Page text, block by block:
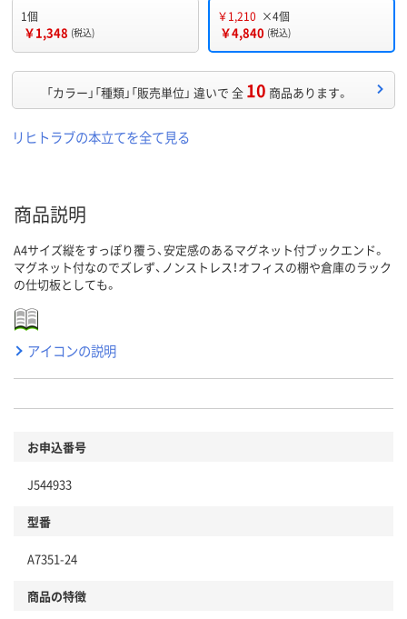
1個
￥1,348 (税込)
￥1,210 ×4個
￥4,840 (税込)
「カラー」「種類」「販売単位」 違いで 全 10 商品あります。
リヒトラブの本立てを全て見る
商品説明
A4サイズ縦をすっぽり覆う、安定感のあるマグネット付ブックエンド。
マグネット付なのでズレず、ノンストレス！オフィスの棚や倉庫のラック
の仕切板としても。
アイコンの説明
お申込番号
J544933
型番
A7351-24
商品の特徴